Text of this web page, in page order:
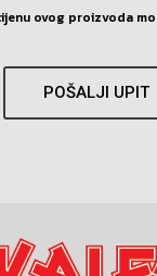
ovog proizvoda
POŠALJI UPIT